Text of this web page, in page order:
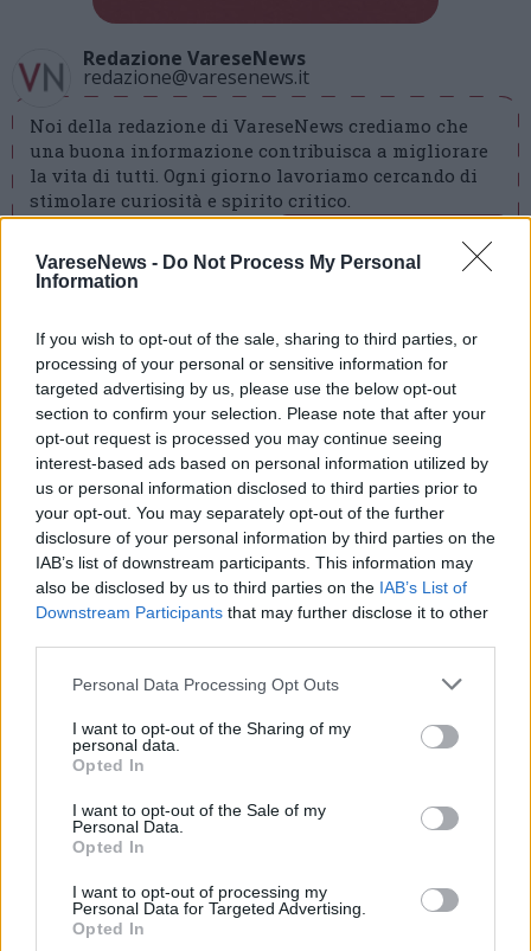
VareseNews - Do Not Process My Personal
Information
If you wish to opt-out of the sale, sharing to third parties, or
processing of your personal or sensitive information for
targeted advertising by us, please use the below opt-out
section to confirm your selection. Please note that after your
opt-out request is processed you may continue seeing
interest-based ads based on personal information utilized by
us or personal information disclosed to third parties prior to
your opt-out. You may separately opt-out of the further
disclosure of your personal information by third parties on the
IAB’s list of downstream participants. This information may
also be disclosed by us to third parties on the IAB’s List of
Downstream Participants that may further disclose it to other
Personal Data Processing Opt Outs
I want to opt-out of the Sharing of my
personal data.
Opted In
I want to opt-out of the Sale of my
Personal Data.
Opted In
I want to opt-out of processing my
Personal Data for Targeted Advertising.
Opted In
Redazione VareseNews
redazione@varesenews.it
Noi della redazione di VareseNews crediamo che
una buona informazione contribuisca a migliorare
la vita di tutti. Ogni giorno lavoriamo cercando di
stimolare curiosità e spirito critico.
PIÙ INFORMAZIONI SU
LEGGI GLI ALTRI ARTICOLI DI
ANIMALI
ADV